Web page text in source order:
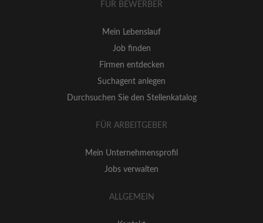
FÜR BEWERBER
Mein Lebenslauf
Job finden
Firmen entdecken
Suchagent anlegen
Durchsuchen Sie den Stellenkatalog
FÜR ARBEITGEBER
Mein Unternehmensprofil
Jobs verwalten
ALLGEMEIN